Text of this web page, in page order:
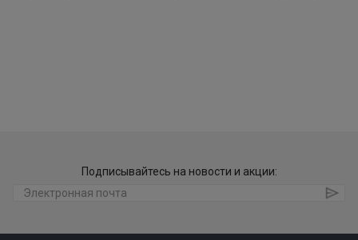
Подписывайтесь на новости и акции: